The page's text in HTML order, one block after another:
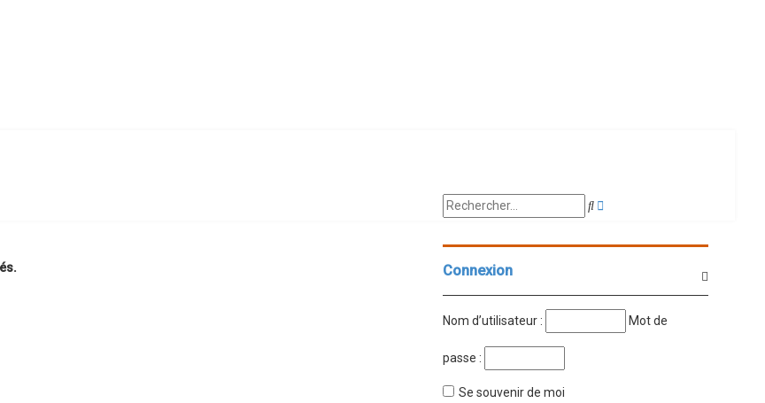
Rechercher
Connexion
Nom d’utilisateur : Mot de
passe :
Se souvenir de moi